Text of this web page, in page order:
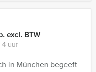
excl. BTW
4 uur
in München begeeft